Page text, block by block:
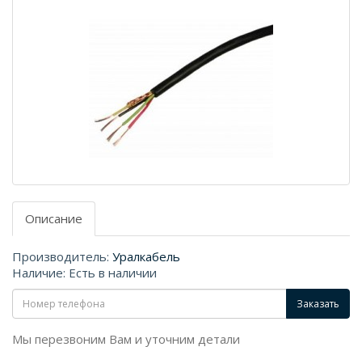
Описание
Производитель: Уралкабель
Наличие: Есть в наличии
Заказать
Мы перезвоним Вам и уточним детали